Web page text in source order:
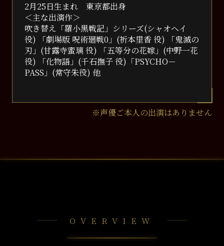
2月25日生まれ 東京都出身
＜主な出演作＞
吹き替え「羅小黒戦記」シリーズ(シャオヘイ
役) 「劇場版 呪術廻戦0」(祈本里香 役) 「鬼滅の
刃」(甘露寺蜜璃 役) 「五等分の花嫁」(中野一花
役) 「化物語」(千石撫子 役)「PSYCHO－
PASS」(常守朱役) 他
※声優ご本⼈の出演はありません
OVERVIEW